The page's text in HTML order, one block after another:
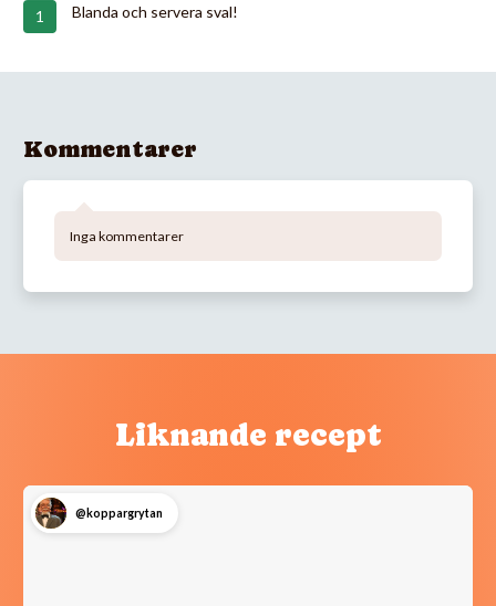
Blanda och servera sval!
Kommentarer
Inga kommentarer
Liknande recept
@koppargrytan